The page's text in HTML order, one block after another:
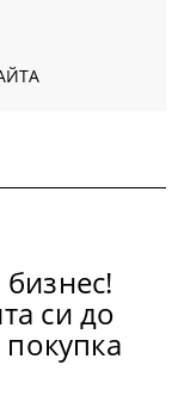
си до